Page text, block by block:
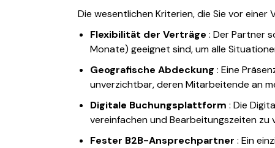
Die wesentlichen Kriterien, die Sie vor
Flexibilität der Verträge : Der Partner
Monate) geeignet sind, um alle
Geografische Abdeckung : Eine
unverzichtbar, deren Mitarbeitende an
Digitale Buchungsplattform : Die
vereinfachen und Bearbeitungszeiten zu
Fester B2B-Ansprechpartner : Ein